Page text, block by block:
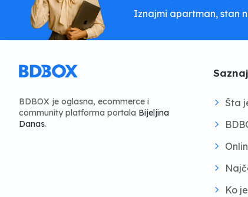
Iznajmi apartman, stan
BDBOX je oglasna, ecommerce i
community platforma portala Bijeljina
Danas.
Šta
Ko